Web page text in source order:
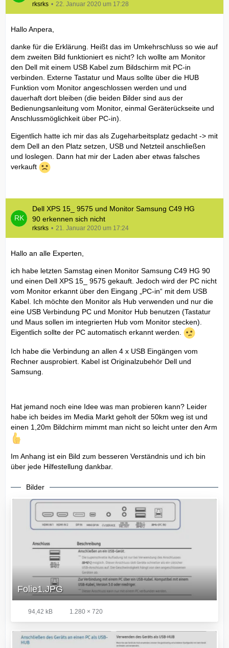
rksrks 22. Januar 2020 um 17:28
Hallo Anpera,
danke für die Erklärung. Heißt das im Umkehrschluss so wie auf
dem zweiten Bild funktioniert es nicht? Ich wollte am Monitor
den Dell mit einem USB Kabel zum Bildschirm mit PC-in
verbinden. Externe Tastatur und Maus sollte über die HUB
Funktion vom Monitor angeschlossen werden und und
dauerhaft dort bleiben (die beiden Bilder sind aus der
Bedienungsanleitung vom Monitor, einmal Geräterückseite und
Anschlussmöglichkeit über PC-in).
Eigentlich hatte ich mir das als Zugeharbeitsplatz gedacht -> mit
dem Dell an den Platz setzen, USB und Netzteil anschließen
und loslegen. Dann hat mir der Laden aber etwas falsches
verkauft
Dell XPS 15_ 9575 und Monitor Samsung C49 HG
90 erkennen sich nicht
rksrks 21. Januar 2020 um 17:24
Hallo an alle Experten,
ich habe letzten Samstag einen Monitor Samsung C49 HG 90
und einen Dell XPS 15_ 9575 gekauft. Jedoch wird der PC nicht
vom Monitor erkannt über den Eingang „PC-in“ mit dem USB
Kabel. Ich möchte den Monitor als Hub verwenden und nur die
eine USB Verbindung PC und Monitor Hub benutzen (Tastatur
und Maus sollen im integrierten Hub vom Monitor stecken).
Eigentlich sollte der PC automatisch erkannt werden.
Ich habe die Verbindung an allen 4 x USB Eingängen vom
Rechner ausprobiert. Kabel ist Originalzubehör Dell und
Samsung.
Hat jemand noch eine Idee was man probieren kann? Leider
habe ich beides im Media Markt geholt der 50km weg ist und
einen 1,20m Bildchirm mimmt man nicht so leicht unter den Arm
Im Anhang ist ein Bild zum besseren Verständnis und ich bin
über jede Hilfestellung dankbar.
Bilder
Folie1.JPG
94,42 kB 1.280 × 720